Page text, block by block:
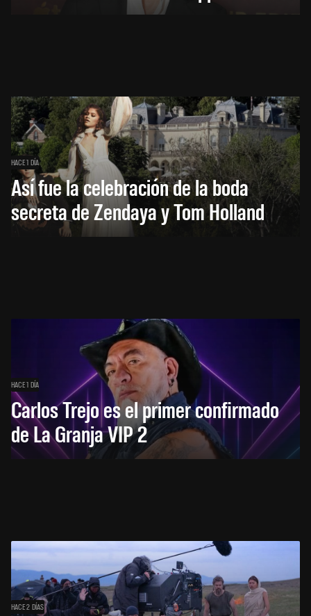
HACE 1 DÍA
Así fue la celebración de la boda
secreta de Zendaya y Tom Holland
HACE 1 DÍA
Carlos Trejo es el primer confirmado
de La Granja VIP 2
HACE 2 DÍAS